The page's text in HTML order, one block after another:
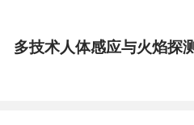
多技术人体感应与火焰探